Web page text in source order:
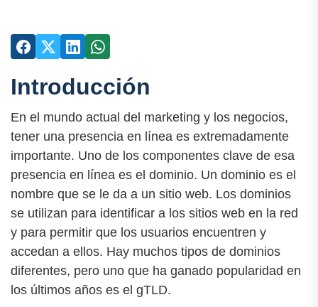
Introducción
En el mundo actual del marketing y los negocios,
tener una presencia en línea es extremadamente
importante. Uno de los componentes clave de esa
presencia en línea es el dominio. Un dominio es el
nombre que se le da a un sitio web. Los dominios
se utilizan para identificar a los sitios web en la red
y para permitir que los usuarios encuentren y
accedan a ellos. Hay muchos tipos de dominios
diferentes, pero uno que ha ganado popularidad en
los últimos años es el gTLD.